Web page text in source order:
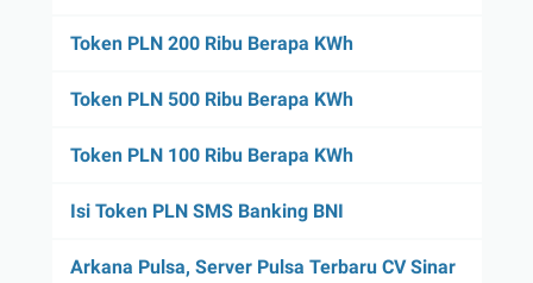
Token PLN 200 Ribu Berapa KWh
Token PLN 500 Ribu Berapa KWh
Token PLN 100 Ribu Berapa KWh
Isi Token PLN SMS Banking BNI
Arkana Pulsa, Server Pulsa Terbaru CV Sinar